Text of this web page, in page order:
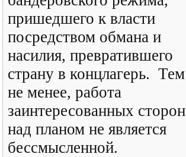
пришедшего к власти
посредством обмана и
насилия, превратившего
страну в концлагерь. Тем
не менее, работа
заинтересованных сторон
над планом не является
бессмысленной.